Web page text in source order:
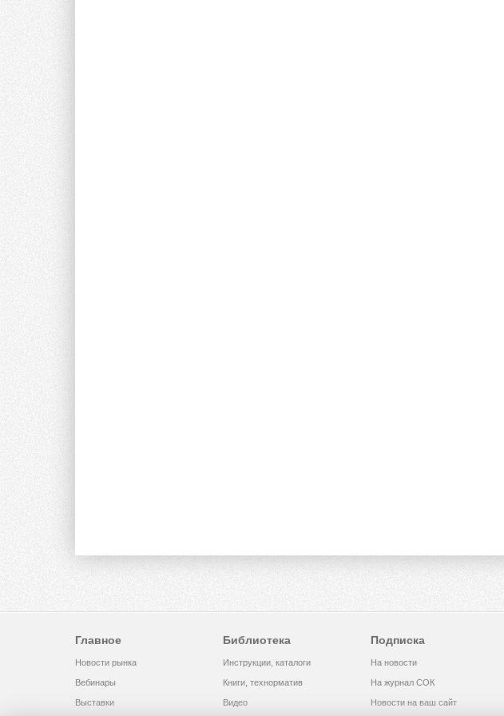
Главное
Новости рынка
Вебинары
Выставки
Библиотека
Инструкции, каталоги
Книги, технорматив
Видео
Подписка
На новости
На журнал СОК
Новости на ваш сайт